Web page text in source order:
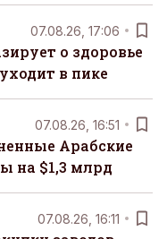
07.08.26, 17:06
о здоровье
в пике
07.08.26, 16:51
Арабские
на $1,3 млрд
07.08.26, 16:11